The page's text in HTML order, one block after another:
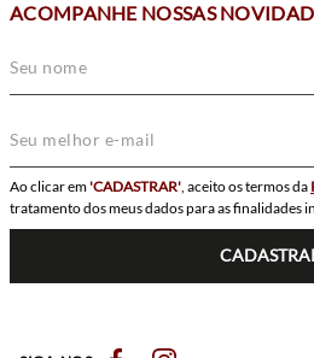
ACOMPANHE NOSSAS
Ao clicar em'CADASTRAR', aceito os termos da
tratamento dos meus dados para as finalidades